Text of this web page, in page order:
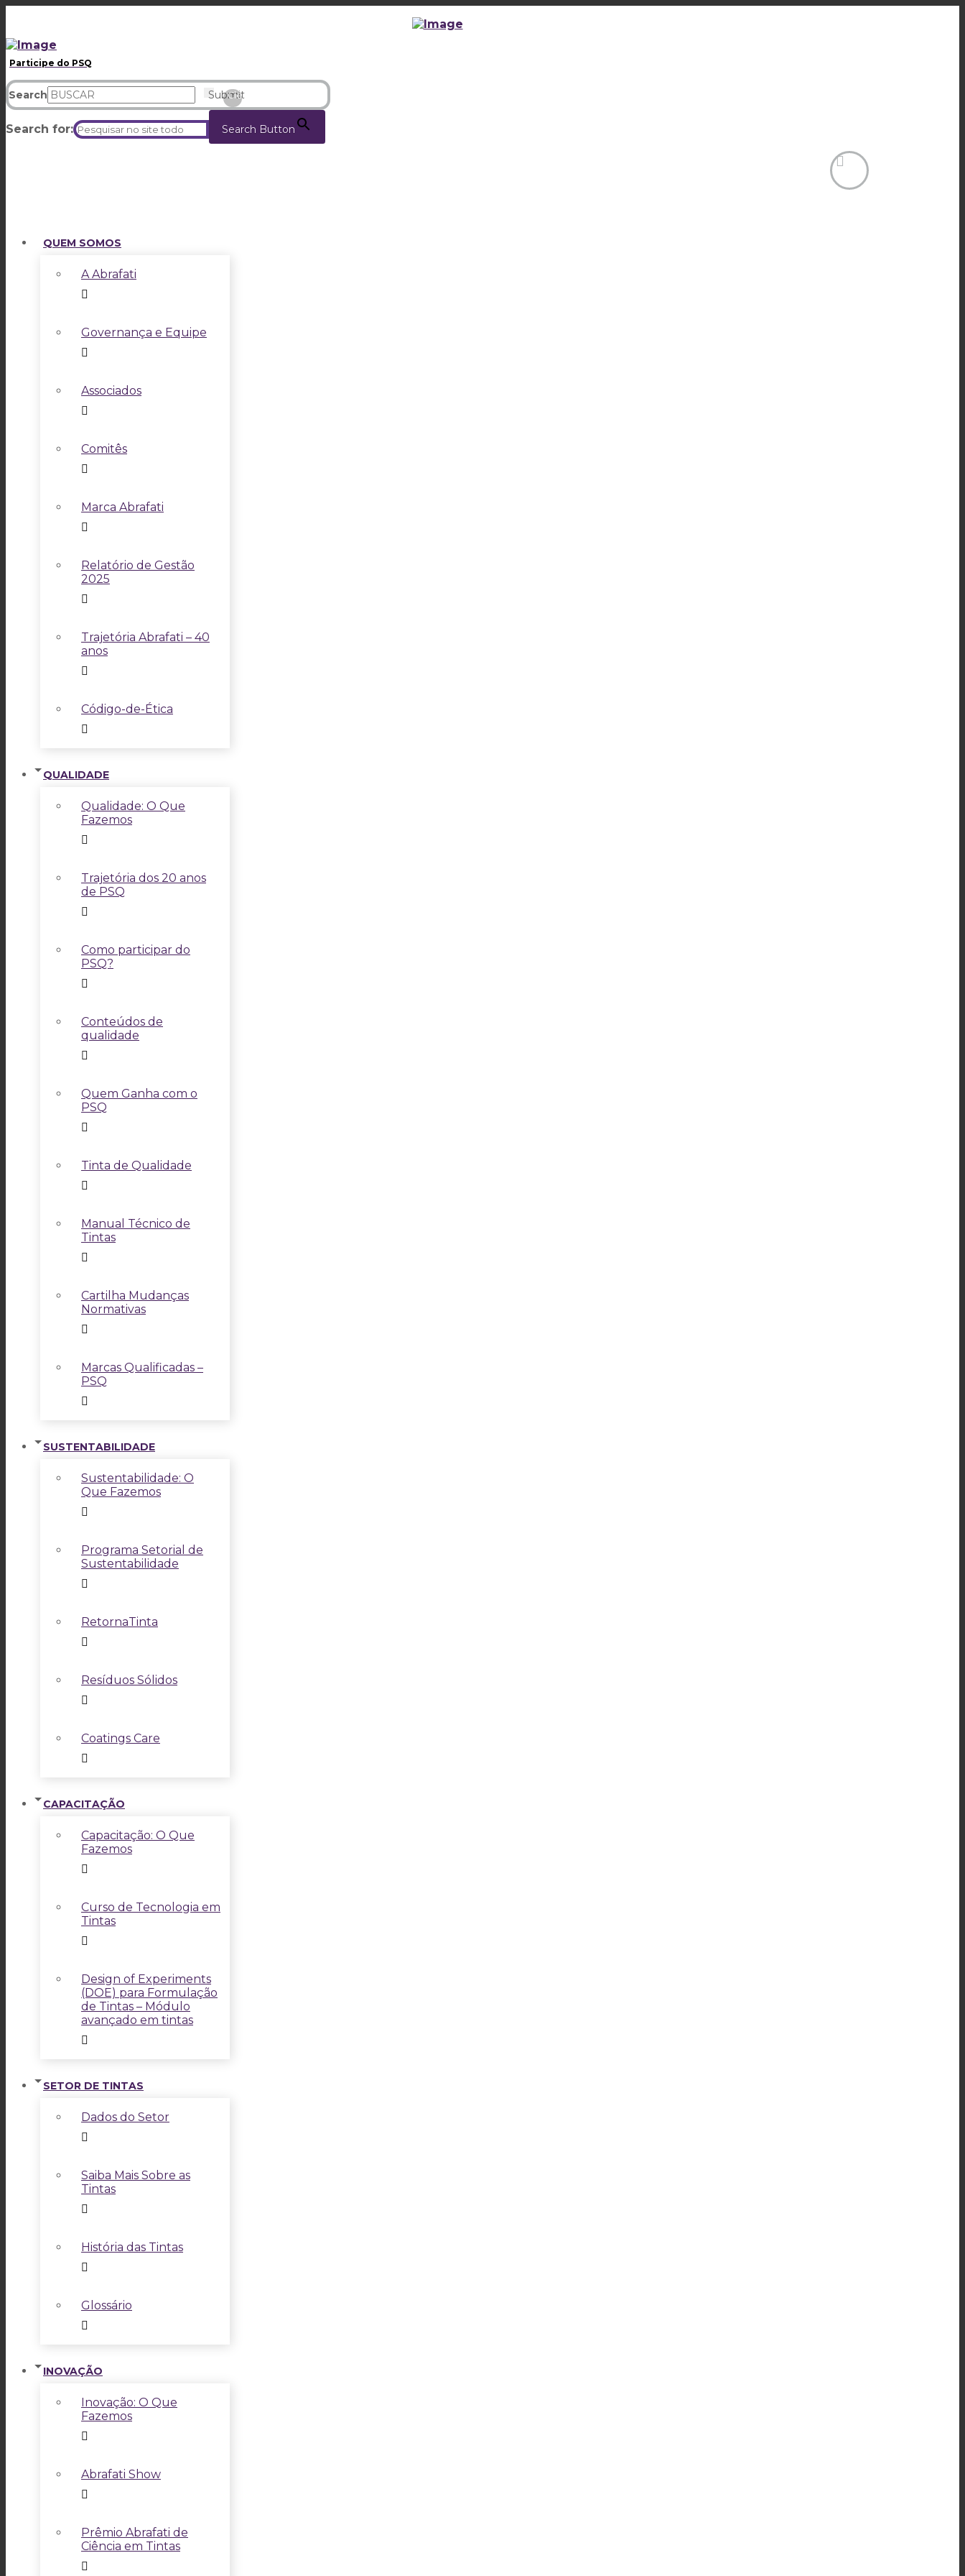
Participe do PSQ
Search Submit
Clear
Search for: Search Button
QUEM SOMOS
A Abrafati
Governança e Equipe
Associados
Comitês
Marca Abrafati
Relatório de Gestão
2025
Trajetória Abrafati – 40
anos
Código-de-Ética
QUALIDADE
Qualidade: O Que
Fazemos
Trajetória dos 20 anos
de PSQ
Como participar do
PSQ?
Conteúdos de
qualidade
Quem Ganha com o
PSQ
Tinta de Qualidade
Manual Técnico de
Tintas
Cartilha Mudanças
Normativas
Marcas Qualificadas –
PSQ
SUSTENTABILIDADE
Sustentabilidade: O
Que Fazemos
Programa Setorial de
Sustentabilidade
RetornaTinta
Resíduos Sólidos
Coatings Care
CAPACITAÇÃO
Capacitação: O Que
Fazemos
Curso de Tecnologia em
Tintas
Design of Experiments
(DOE) para Formulação
de Tintas – Módulo
avançado em tintas
SETOR DE TINTAS
Dados do Setor
Saiba Mais Sobre as
Tintas
História das Tintas
Glossário
INOVAÇÃO
Inovação: O Que
Fazemos
Abrafati Show
Prêmio Abrafati de
Ciência em Tintas